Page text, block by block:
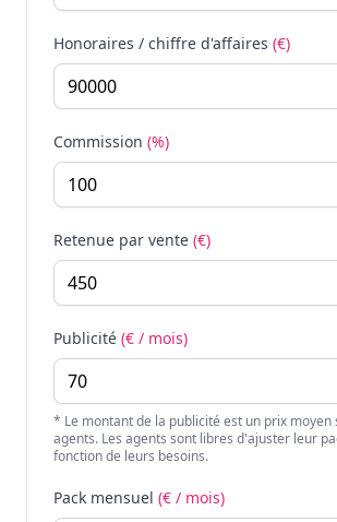
Honoraires / chiffre d'affaires (€)
Commission (%)
Retenue par vente (€)
Publicité (€ / mois)
* Le montant de la publicité est un prix moyen
agents. Les agents sont libres d'ajuster leur
fonction de leurs besoins.
Pack mensuel (€ / mois)